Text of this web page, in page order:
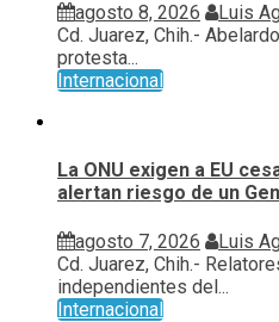
agosto 8, 2026 Luis
Cd. Juarez, Chih.-
protesta...
Internacional
La ONU exigen a EU
alertan riesgo de un
agosto 7, 2026 Luis
Cd. Juarez, Chih.-
independientes del...
Internacional